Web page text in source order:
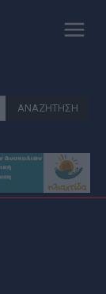
ΑΝΑΖΗΤΗΣΗ